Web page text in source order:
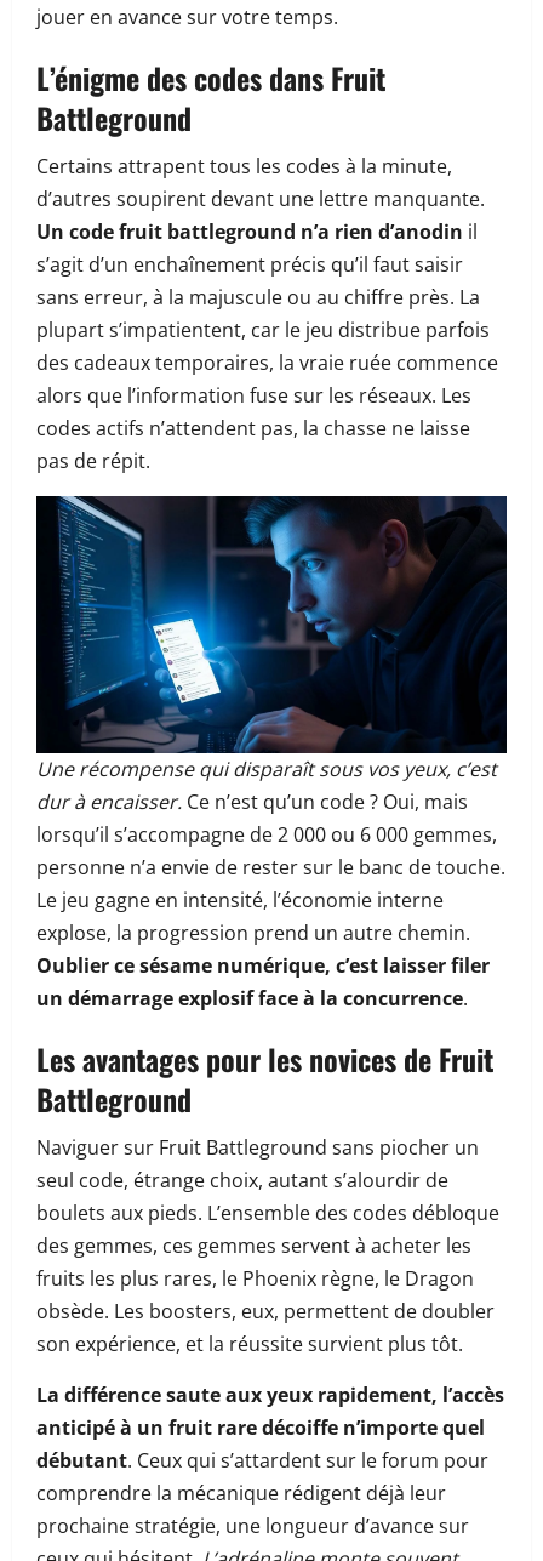
jouer en avance sur votre temps.
L’énigme des codes dans Fruit
Battleground
Certains attrapent tous les codes à la minute,
d’autres soupirent devant une lettre manquante.
Un code fruit battleground n’a rien d’anodin il
s’agit d’un enchaînement précis qu’il faut saisir
sans erreur, à la majuscule ou au chiffre près. La
plupart s’impatientent, car le jeu distribue parfois
des cadeaux temporaires, la vraie ruée commence
alors que l’information fuse sur les réseaux. Les
codes actifs n’attendent pas, la chasse ne laisse
pas de répit.
Une récompense qui disparaît sous vos yeux, c’est
dur à encaisser. Ce n’est qu’un code ? Oui, mais
lorsqu’il s’accompagne de 2 000 ou 6 000 gemmes,
personne n’a envie de rester sur le banc de touche.
Le jeu gagne en intensité, l’économie interne
explose, la progression prend un autre chemin.
Oublier ce sésame numérique, c’est laisser filer
un démarrage explosif face à la concurrence.
Les avantages pour les novices de Fruit
Battleground
Naviguer sur Fruit Battleground sans piocher un
seul code, étrange choix, autant s’alourdir de
boulets aux pieds. L’ensemble des codes débloque
des gemmes, ces gemmes servent à acheter les
fruits les plus rares, le Phoenix règne, le Dragon
obsède. Les boosters, eux, permettent de doubler
son expérience, et la réussite survient plus tôt.
La différence saute aux yeux rapidement, l’accès
anticipé à un fruit rare décoiffe n’importe quel
débutant. Ceux qui s’attardent sur le forum pour
comprendre la mécanique rédigent déjà leur
prochaine stratégie, une longueur d’avance sur